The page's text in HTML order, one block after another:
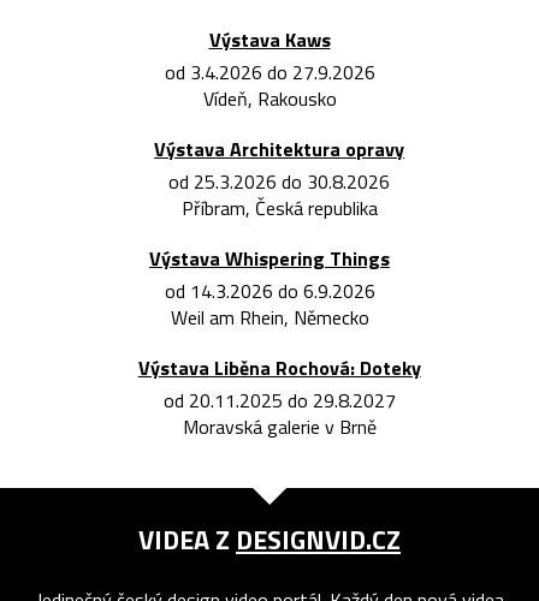
Výstava Kaws
od 3.4.2026 do 27.9.2026
Vídeň, Rakousko
Výstava Architektura opravy
od 25.3.2026 do 30.8.2026
Příbram, Česká republika
Výstava Whispering Things
od 14.3.2026 do 6.9.2026
Weil am Rhein, Německo
Výstava Liběna Rochová: Doteky
od 20.11.2025 do 29.8.2027
Moravská galerie v Brně
VIDEA Z DESIGNVID.CZ